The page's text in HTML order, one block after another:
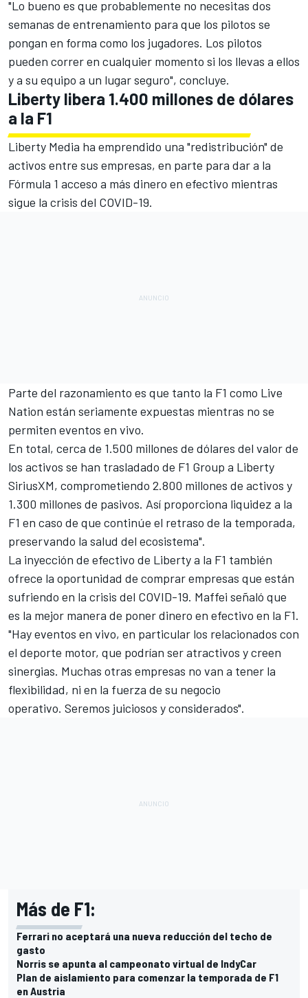
"Lo bueno es que probablemente no necesitas dos
semanas de entrenamiento para que los pilotos se
pongan en forma como los jugadores. Los pilotos
pueden correr en cualquier momento si los llevas a ellos
y a su equipo a un lugar seguro", concluye.
Liberty libera 1.400 millones de dólares
a la F1
Liberty Media ha emprendido una "redistribución" de
activos entre sus empresas, en parte para dar a la
Fórmula 1 acceso a más dinero en efectivo mientras
sigue la crisis del COVID-19.
Parte del razonamiento es que tanto la F1 como Live
Nation están seriamente expuestas mientras no se
permiten eventos en vivo.
En total, cerca de 1.500 millones de dólares del valor de
los activos se han trasladado de F1 Group a Liberty
SiriusXM, comprometiendo 2.800 millones de activos y
1.300 millones de pasivos. Así proporciona liquidez a la
F1 en caso de que continúe el retraso de la temporada,
preservando la salud del ecosistema".
La inyección de efectivo de Liberty a la F1 también
ofrece la oportunidad de comprar empresas que están
sufriendo en la crisis del COVID-19. Maffei señaló que
es la mejor manera de poner dinero en efectivo en la F1.
"Hay eventos en vivo, en particular los relacionados con
el deporte motor, que podrían ser atractivos y creen
sinergias. Muchas otras empresas no van a tener la
flexibilidad, ni en la fuerza de su negocio
operativo. Seremos juiciosos y considerados".
Más de F1:
Ferrari no aceptará una nueva reducción del techo de
gasto
Norris se apunta al campeonato virtual de IndyCar
Plan de aislamiento para comenzar la temporada de F1
en Austria